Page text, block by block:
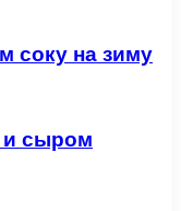
соку на зиму
и сыром